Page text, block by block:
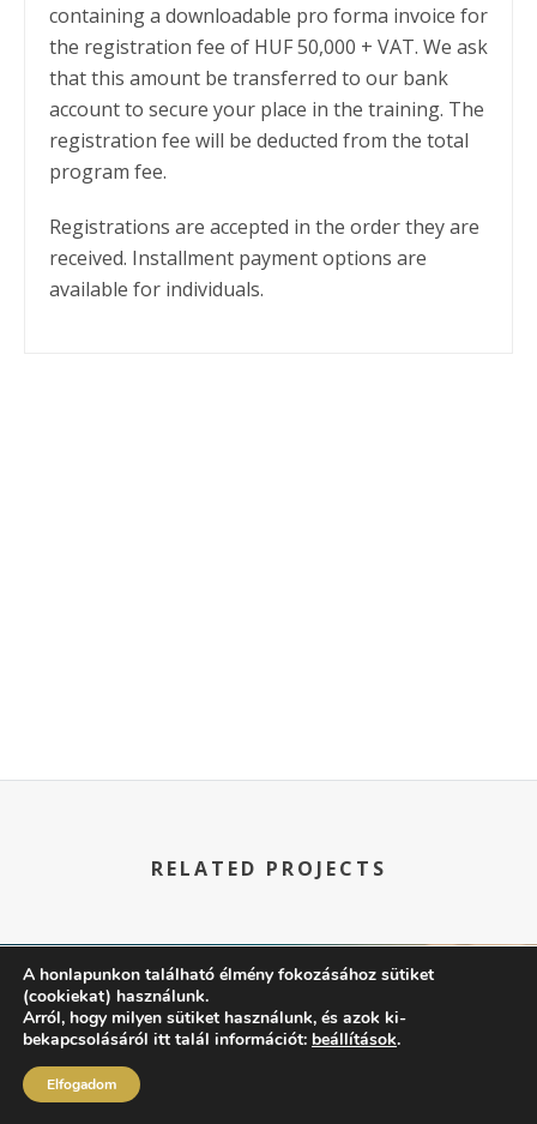
containing a downloadable pro forma invoice for
the registration fee of HUF 50,000 + VAT. We ask
that this amount be transferred to our bank
account to secure your place in the training. The
registration fee will be deducted from the total
program fee.
Registrations are accepted in the order they are
received. Installment payment options are
available for individuals.
RELATED PROJECTS
A honlapunkon található élmény fokozásához sütiket
(cookiekat) használunk.
Arról, hogy milyen sütiket használunk, és azok ki-
bekapcsolásáról itt talál információt: beállítások.
Elfogadom